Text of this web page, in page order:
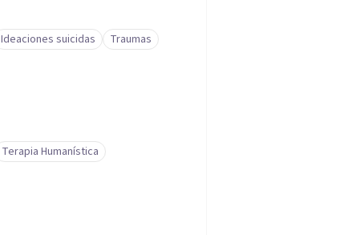
Ideaciones suicidas
Traumas
Terapia Humanística